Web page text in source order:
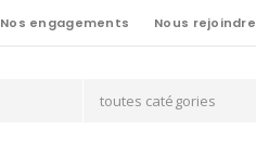
Nos engagements Nous rejoindre
toutes catégories